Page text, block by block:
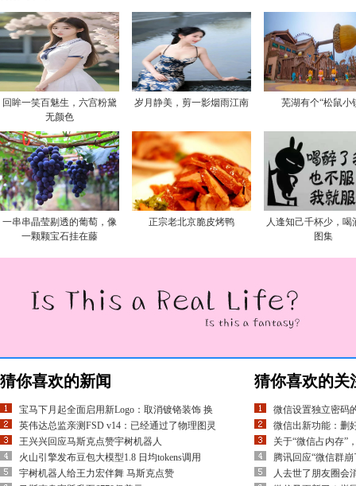
回眸一笑百魅生，六宫粉黛
无颜色
岁月静美，剪一影烟雨江南 芜湖有个“松鼠小
一串串晶莹剔透的葡萄，像
一颗颗宝石挂在藤
正宗老北京脆皮烤鸭
人逢知己千杯少，喝
图集
猜你喜欢的新闻
宝马下月起全面启用新Logo：取消镀铬装饰 换
英伟达总监亲测FSD v14：已经通过了物理图灵
王兴兴回应马斯克点赞宇树机器人
火山引擎发布豆包大模型1.8 日均tokens调用
宇树机器人给王力宏伴舞 马斯克点赞
猜你喜欢的关
微信设置独立密码
微信出新功能：删
关于“微信占内存”
腾讯回应“微信群崩
人去世了朋友圈会